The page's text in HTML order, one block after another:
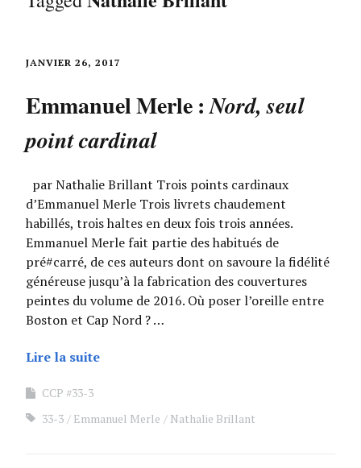
JANVIER 26, 2017
Emmanuel Merle :Nord, seul
point cardinal
par Nathalie Brillant Trois points cardinaux
d’Emmanuel Merle Trois livrets chaudement
habillés, trois haltes en deux fois trois années.
Emmanuel Merle fait partie des habitués de
pré#carré, de ces auteurs dont on savoure la fidélité
généreuse jusqu’à la fabrication des couvertures
peintes du volume de 2016. Où poser l’oreille entre
Boston et Cap Nord ? …
Lire la suite
CCP #33-3
33-3
Emmanuel Merle Nathalie Brillant